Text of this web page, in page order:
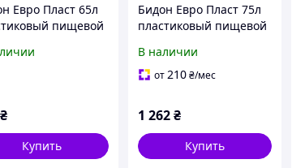
Евро Пласт 65л
пищевой
₴
Купить
Бидон Евро Пласт 75л
пластиковый пищевой
В наличии
от210₴/мес
1 262₴
Купить